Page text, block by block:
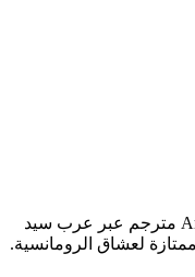
تمتع بمشاهدة فيلم Ammammagarillu 2018 مترجم عبر عرب سيد